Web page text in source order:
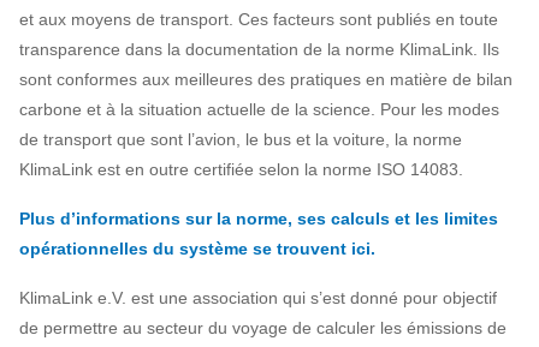
et aux moyens de transport. Ces facteurs sont publiés en toute
transparence dans la documentation de la norme KlimaLink. Ils
sont conformes aux meilleures des pratiques en matière de bilan
carbone et à la situation actuelle de la science. Pour les modes
de transport que sont l’avion, le bus et la voiture, la norme
KlimaLink est en outre certifiée selon la norme ISO 14083.
Plus d’informations sur la norme, ses calculs et les limites
opérationnelles du système se trouvent ici.
KlimaLink e.V. est une association qui s’est donné pour objectif
de permettre au secteur du voyage de calculer les émissions de